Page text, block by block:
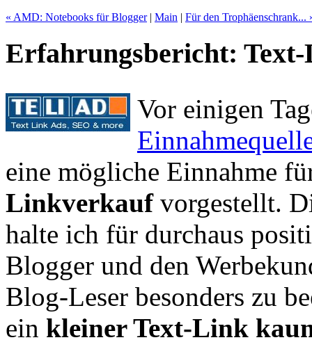
« AMD: Notebooks für Blogger| Main | Für den Trophäenschrank...
Erfahrungsbericht:
Vor einigen
eine mögliche Einnahme
Linkverkaufvorgestellt.
halte ich für durchaus
Blogger und den
Blog-Leser besonders zu
ein kleiner Text-Link